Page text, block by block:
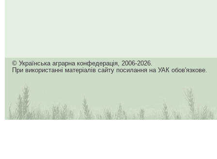
© Українська аграрна конфедерація, 2006-2026.
При використанні матеріалів сайту посилання на УАК обов'язкове.